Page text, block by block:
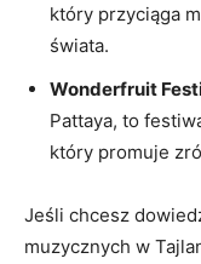
który przyciąga
świata.
Wonderfruit
Pattaya, to
który promuje
Jeśli chcesz
muzycznych w